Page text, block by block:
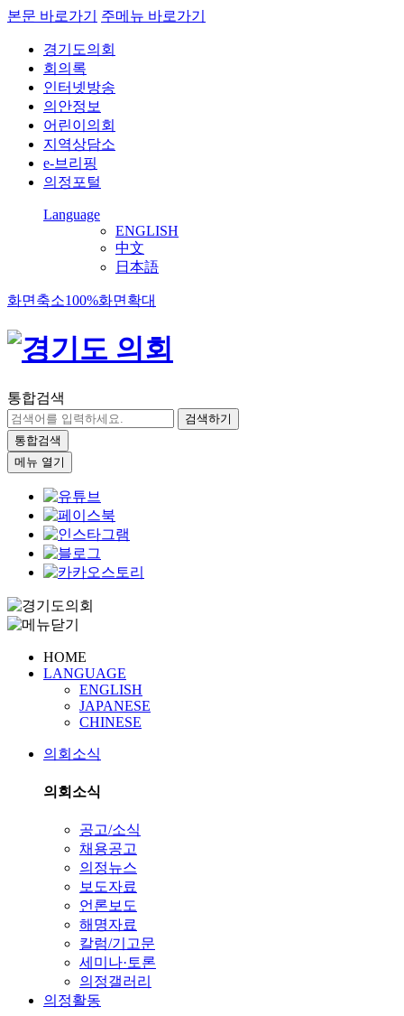
본문 바로가기 주메뉴 바로가기
경기도의회
회의록
인터넷방송
의안정보
어린이의회
지역상담소
e-브리핑
의정포털
Language
ENGLISH
中文
日本語
화면축소100%화면확대
통합검색
검색하기
통합검색
메뉴 열기
HOME
LANGUAGE
ENGLISH
JAPANESE
CHINESE
의회소식
의회소식
공고/소식
채용공고
의정뉴스
보도자료
언론보도
해명자료
칼럼/기고문
세미나·토론
의정갤러리
의정활동